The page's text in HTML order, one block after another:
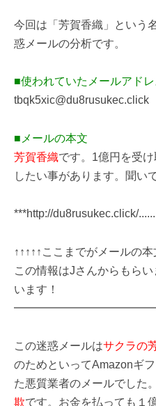
今回は「芳賀香織」という
惑メールの分析です。
■使われていたメールアドレ
tbqk5xic@du8rusukec.click
■メールの本文
芳賀香織です。1億円を受
したい事があります。聞い
***http://du8rusukec.click/
↑↑↑↑↑ここまでがメールの本
この情報はJさんからもら
います！
この迷惑メールはサクラの
のためといってAmazonギ
た悪質業者のメールでした
欺です。お金を払っても１